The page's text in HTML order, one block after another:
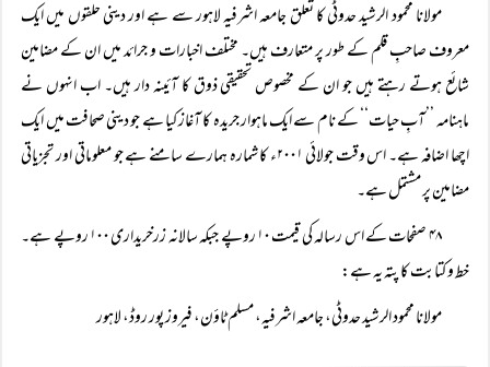
مولانا محمود الرشید حدوٹی کا تعلق جامعہ اشرفیہ لاہور سے ہے اور دینی حلقوں میں ایک
معروف صاحبِ قلم کے طور پر متعارف ہیں۔ مختلف اخبارات و جرائد میں ان کے مضامین
شائع ہوتے رہتے ہیں جو ان کے مخصوص تحقیقی ذوق کا آئینہ دار ہیں۔ اب انہوں نے
ماہنامہ ’’آبِ حیات‘‘ کے نام سے ایک ماہوار جریدہ کا آغاز کیا ہے جو دینی صحافت میں ایک
اچھا اضافہ ہے۔ اس وقت جولائی ۲۰۰۱ء کا شمارہ ہمارے سامنے ہے جو معلوماتی اور تجزیاتی
مضامین پر مشتمل ہے۔
۴۸ صفحات کے اس رسالہ کی قیمت ۱۰ روپے جبکہ سالانہ زرخریداری ۱۰۰ روپے ہے۔
خط و کتابت کا پتہ یہ ہے:
مولانا محمود الرشید حدوٹی، جامعہ اشرفیہ، مسلم ٹاؤن، فیروز پور روڈ، لاہور